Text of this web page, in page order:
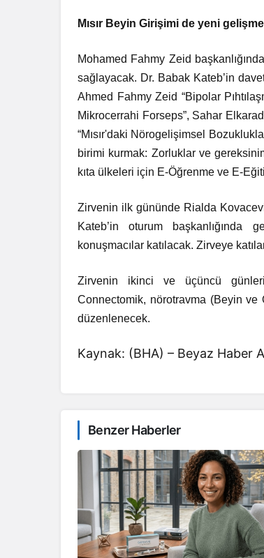
Mısır Beyin Girişimi de yeni
Mohamed Fahmy Zeid
sağlayacak. Dr. Babak Kateb’in
Ahmed Fahmy Zeid “Bipolar
Mikrocerrahi Forseps”, Sahar
“Mısır'daki Nörogelişimsel
birimi kurmak: Zorluklar ve
kıta ülkeleri için E-Öğrenme ve E-
Zirvenin ilk gününde Rialda
Kateb’in oturum başkanlığında
konuşmacılar katılacak. Zirveye
Zirvenin ikinci ve üçüncü
Connectomik, nörotravma (Beyin ve
düzenlenecek.
Kaynak: (BHA) – Beyaz Haber
Benzer Haberler